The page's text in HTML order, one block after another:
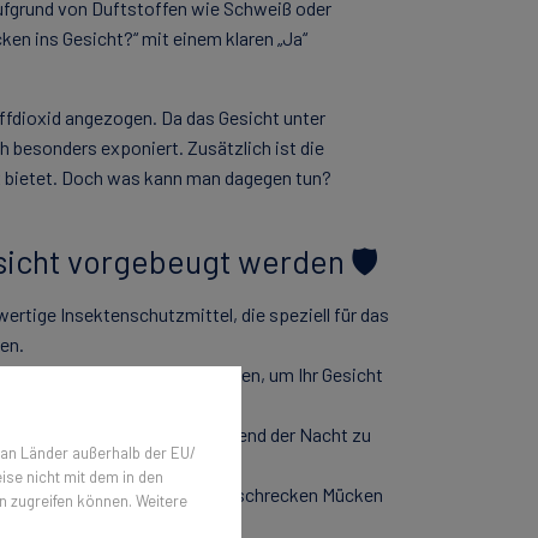
von Duftstoffen wie Schweiß oder
ins Gesicht?“ mit einem klaren „Ja“
angezogen. Da das Gesicht unter
besonders exponiert. Zusätzlich ist die
Doch was kann man dagegen tun?
vorgebeugt werden 🛡️
Insektenschutzmittel, die speziell für das
bei Outdoor-Aktivitäten, um Ihr Gesicht
dem Bett, um Stiche während der Nacht zu
Eukalyptus oder Lavendel schrecken Mücken
Länder außerhalb der EU/
nicht mit dem in den
zugreifen können. Weitere